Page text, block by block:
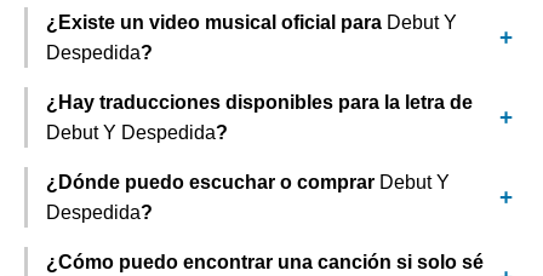
¿Existe un video musical oficial para Debut Y
Despedida?
¿Hay traducciones disponibles para la letra de
Debut Y Despedida?
¿Dónde puedo escuchar o comprar Debut Y
Despedida?
¿Cómo puedo encontrar una canción si solo sé